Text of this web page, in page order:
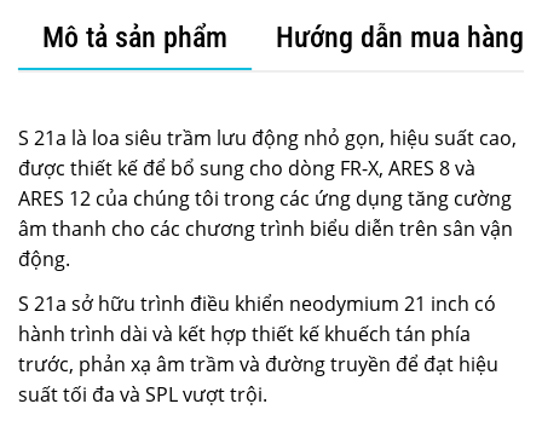
Mô tả sản phẩm Hướng dẫn mua hàng
S 21a là loa siêu trầm lưu động nhỏ gọn, hiệu suất cao,
được thiết kế để bổ sung cho dòng FR-X, ARES 8 và
ARES 12 của chúng tôi trong các ứng dụng tăng cường
âm thanh cho các chương trình biểu diễn trên sân vận
động.
S 21a sở hữu trình điều khiển neodymium 21 inch có
hành trình dài và kết hợp thiết kế khuếch tán phía
trước, phản xạ âm trầm và đường truyền để đạt hiệu
suất tối đa và SPL vượt trội.